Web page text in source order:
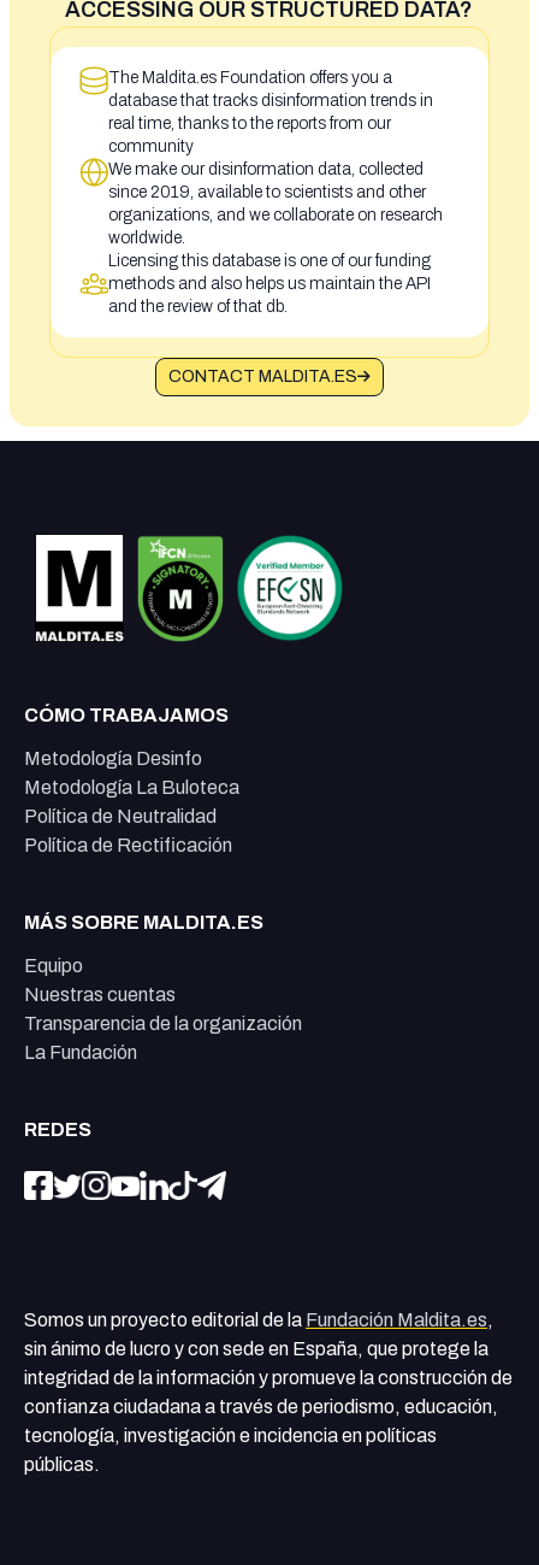
ACCESSING OUR STRUCTURED DATA?
The Maldita.es Foundation offers you a
database that tracks disinformation trends in
real time, thanks to the reports from our
community
We make our disinformation data, collected
since 2019, available to scientists and other
organizations, and we collaborate on research
worldwide.
Licensing this database is one of our funding
methods and also helps us maintain the API
and the review of that db.
CONTACT MALDITA.ES
CÓMO TRABAJAMOS
Metodología Desinfo
Metodología La Buloteca
Política de Neutralidad
Política de Rectificación
MÁS SOBRE MALDITA.ES
Equipo
Nuestras cuentas
Transparencia de la organización
La Fundación
REDES
Somos un proyecto editorial de la Fundación Maldita.es,
sin ánimo de lucro y con sede en España, que protege la
integridad de la información y promueve la construcción de
confianza ciudadana a través de periodismo, educación,
tecnología, investigación e incidencia en políticas
públicas.